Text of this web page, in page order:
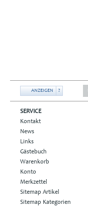
ANZEIGEN ?
SERVICE
Kontakt
News
Links
Gästebuch
Warenkorb
Konto
Merkzettel
Sitemap Artikel
Sitemap Kategorien